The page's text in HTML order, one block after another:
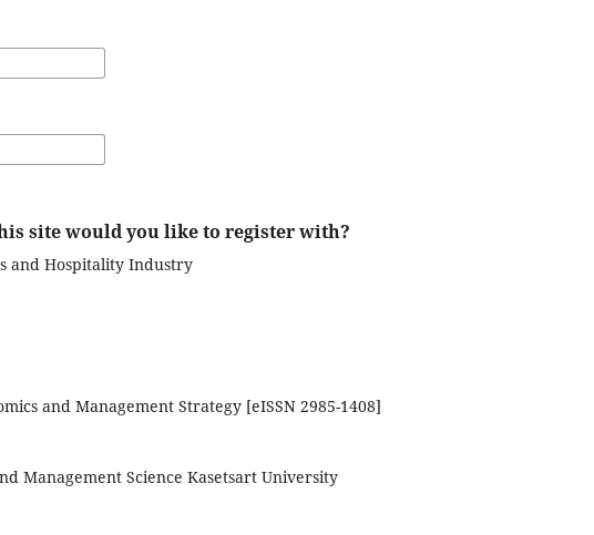
site would you like to register with?
and Hospitality Industry
and Management Strategy [eISSN 2985-1408]
Management Science Kasetsart University